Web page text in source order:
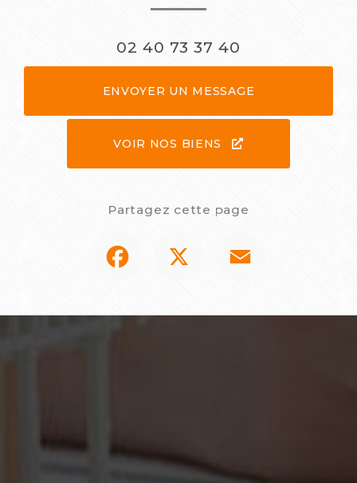
02 40 73 37 40
ENVOYER UN MESSAGE
VOIR NOS BIENS
Partagez cette page